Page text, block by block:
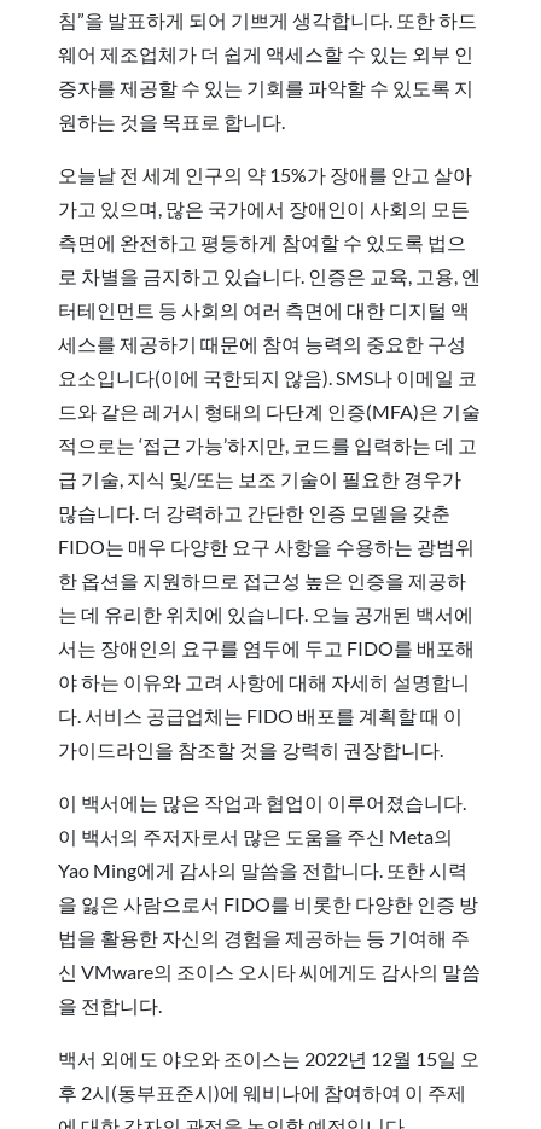
침”을 발표하게 되어 기쁘게 생각합니다. 또한 하드
웨어 제조업체가 더 쉽게 액세스할 수 있는 외부 인
증자를 제공할 수 있는 기회를 파악할 수 있도록 지
원하는 것을 목표로 합니다.
오늘날 전 세계 인구의 약 15%가 장애를 안고 살아
가고 있으며, 많은 국가에서 장애인이 사회의 모든
측면에 완전하고 평등하게 참여할 수 있도록 법으
로 차별을 금지하고 있습니다. 인증은 교육, 고용, 엔
터테인먼트 등 사회의 여러 측면에 대한 디지털 액
세스를 제공하기 때문에 참여 능력의 중요한 구성
요소입니다(이에 국한되지 않음). SMS나 이메일 코
드와 같은 레거시 형태의 다단계 인증(MFA)은 기술
적으로는 ‘접근 가능’하지만, 코드를 입력하는 데 고
급 기술, 지식 및/또는 보조 기술이 필요한 경우가
많습니다. 더 강력하고 간단한 인증 모델을 갖춘
FIDO는 매우 다양한 요구 사항을 수용하는 광범위
한 옵션을 지원하므로 접근성 높은 인증을 제공하
는 데 유리한 위치에 있습니다. 오늘 공개된 백서에
서는 장애인의 요구를 염두에 두고 FIDO를 배포해
야 하는 이유와 고려 사항에 대해 자세히 설명합니
다. 서비스 공급업체는 FIDO 배포를 계획할 때 이
가이드라인을 참조할 것을 강력히 권장합니다.
이 백서에는 많은 작업과 협업이 이루어졌습니다.
이 백서의 주저자로서 많은 도움을 주신 Meta의
Yao Ming에게 감사의 말씀을 전합니다. 또한 시력
을 잃은 사람으로서 FIDO를 비롯한 다양한 인증 방
법을 활용한 자신의 경험을 제공하는 등 기여해 주
신 VMware의 조이스 오시타 씨에게도 감사의 말씀
을 전합니다.
백서 외에도 야오와 조이스는 2022년 12월 15일 오
후 2시(동부표준시)에 웨비나에 참여하여 이 주제